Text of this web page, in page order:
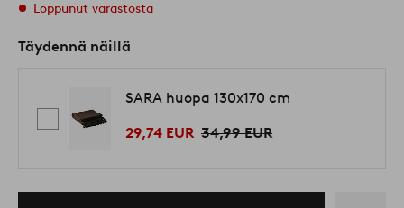
Loppunut varastosta
Täydennä näillä
SARA huopa 130x170 cm
29,74 EUR 34,99 EUR